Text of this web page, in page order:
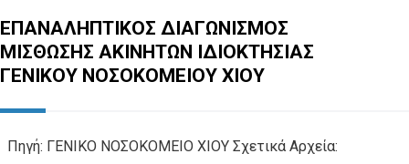
ΕΠΑΝΑΛΗΠΤΙΚΟΣ ΔΙΑΓΩΝΙΣΜΟΣ
ΜΙΣΘΩΣΗΣ ΑΚΙΝΗΤΩΝ ΙΔΙΟΚΤΗΣΙΑΣ
ΓΕΝΙΚΟΥ ΝΟΣΟΚΟΜΕΙΟΥ ΧΙΟΥ
Πηγή: ΓΕΝΙΚΟ ΝΟΣΟΚΟΜΕΙΟ ΧΙΟΥ Σχετικά Αρχεία: